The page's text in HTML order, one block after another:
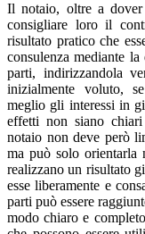
Il notaio, oltre a
consigliare loro il
risultato pratico che
consulenza mediante
parti, indirizzandola
inizialmente voluto,
meglio gli interessi in
effetti non siano
notaio non deve però
ma può solo orientarla
realizzano un risultato
esse liberamente e
parti può essere
modo chiaro e